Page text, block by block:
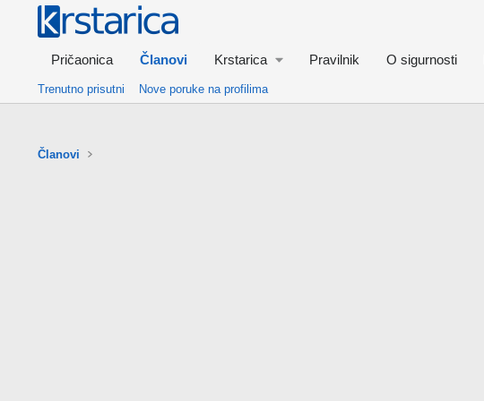
Pričaonica Članovi Krstarica Pravilnik O sigurnosti
Trenutno prisutni Nove poruke na profilima
Članovi